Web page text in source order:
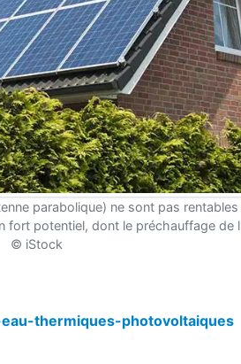
parabolique) ne sont pas
potentiel, dont le préchauffage de
© iStock
thermiques-photovoltaiques